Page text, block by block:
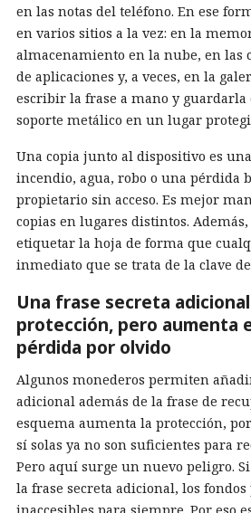
en las notas del teléfono. En ese
en varios sitios a la vez: en la
almacenamiento en la nube, en las
de aplicaciones y, a veces, en la
escribir la frase a mano y guardarla
soporte metálico en un lugar
Una copia junto al dispositivo es
incendio, agua, robo o una pérdida
propietario sin acceso. Es mejor
copias en lugares distintos.
etiquetar la hoja de forma que
inmediato que se trata de la clave
Una frase secreta
protección, pero aumenta
pérdida por olvido
Algunos monederos permiten
adicional además de la frase de
esquema aumenta la protección,
sí solas ya no son suficientes para
Pero aquí surge un nuevo peligro.
la frase secreta adicional, los